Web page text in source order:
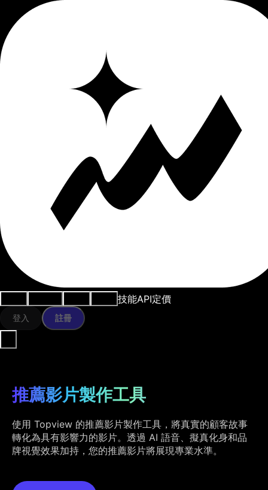
技能API定價
登入 註冊
推薦影片製作工具
使用 Topview 的推薦影片製作工具，將真實的顧客故事
轉化為具有影響力的影片。透過 AI 語音、擬真化身和品
牌視覺效果加持，您的推薦影片將展現專業水準。